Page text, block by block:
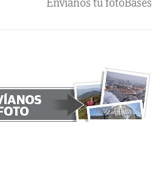
Envíanos tu fotoBases